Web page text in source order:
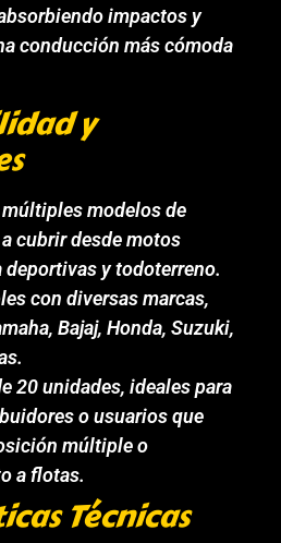
impactos y
conducción más cómoda
y
modelos de
cubrir desde motos
deportivas y todoterreno.
con diversas marcas,
Bajaj, Honda, Suzuki,
20 unidades, ideales para
o usuarios que
múltiple o
a flotas.
Técnicas